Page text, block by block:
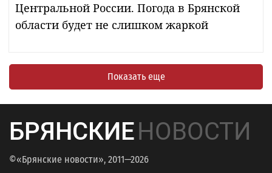
Центральной России. Погода в Брянской
области будет не слишком жаркой
Показать еще
БРЯНСКИЕНОВОСТИ
©«Брянские новости», 2011—2026